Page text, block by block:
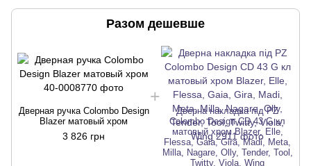
Разом дешевше
Дверная ручка Colombo Design
Blazer матовый хром
3 826 грн
Дверна накладка під PZ
Colombo Design CD 43 G кл
матовый хром Blazer, Elle,
Flessa, Gaia, Gira, Madi, Meta,
Milla, Nagare, Olly, Tender, Tool,
Twitty, Viola, Wing